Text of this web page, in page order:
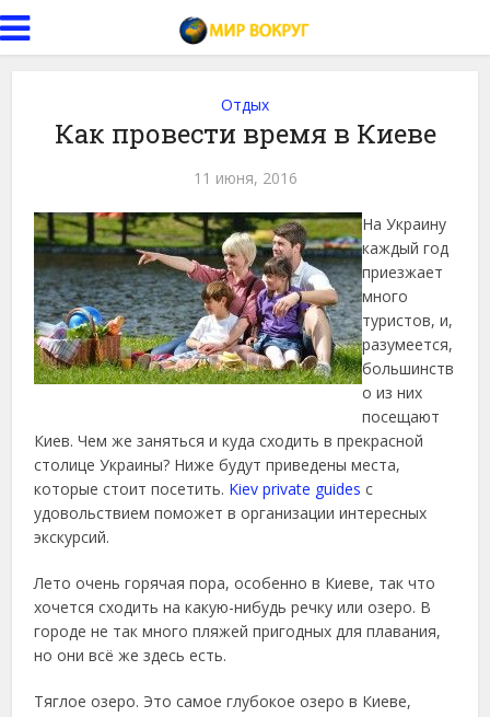
Отдых
Как провести время в Киеве
11 июня, 2016
На Украину
каждый год
приезжает
много
туристов, и,
разумеется,
большинств
о из них
посещают
Киев. Чем же заняться и куда сходить в прекрасной
столице Украины? Ниже будут приведены места,
которые стоит посетить. Kiev private guides с
удовольствием поможет в организации интересных
экскурсий.
Лето очень горячая пора, особенно в Киеве, так что
хочется сходить на какую-нибудь речку или озеро. В
городе не так много пляжей пригодных для плавания,
но они всё же здесь есть.
Тяглое озеро. Это самое глубокое озеро в Киеве,